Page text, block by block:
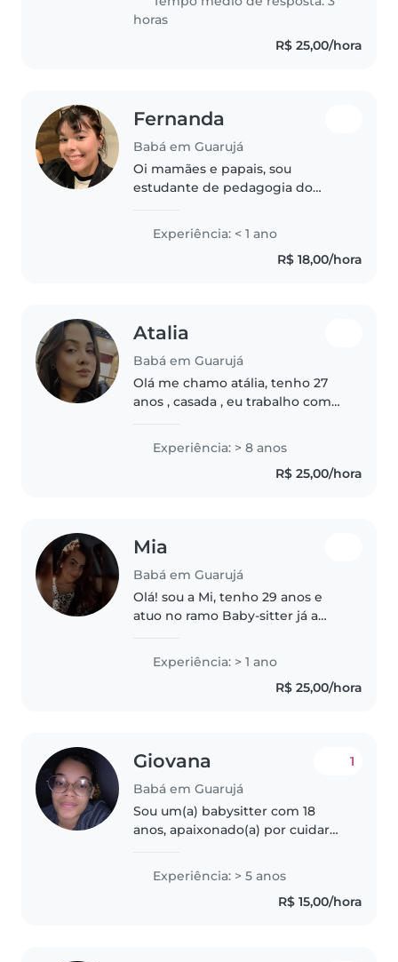
pessoa responsável,..
horas
R$ 25,00/hora
Fernanda
Babá em Guarujá
Oi mamães e papais, sou
estudante de pedagogia do
em uma escola. Auxilio
professoras do maternal e ensino
fundamental. Troco fraldas, ajudo
Experiência: < 1 ano
R$ 18,00/hora
Atalia
Babá em Guarujá
Olá me chamo atália, tenho 27
anos , casada , eu trabalho como
de trabalho onde mais me
encaixo e amo trabalhar. Gosto
de deixar a rotina de criança,..
Experiência: > 8 anos
R$ 25,00/hora
Mia
Babá em Guarujá
Olá! sou a Mi, tenho 29 anos e
atuo no ramo Baby-sitter já a
mas já trabalhei em diversas
cidades daqui do litoral
(distância pra mim não é um
Experiência: > 1 ano
R$ 25,00/hora
Giovana
Babá em Guarujá
1
Sou um(a) babysitter com 18
anos, apaixonado(a) por cuidar
bebés, crianças pequenas, pré-
escolares e escolares. Sou uma
Experiência: > 5 anos
R$ 15,00/hora